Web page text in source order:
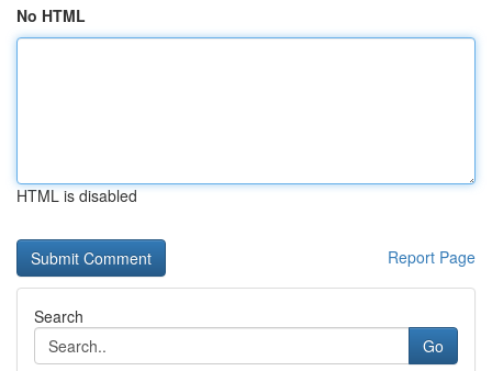
No HTML
HTML is disabled
Report Page
Search
Go